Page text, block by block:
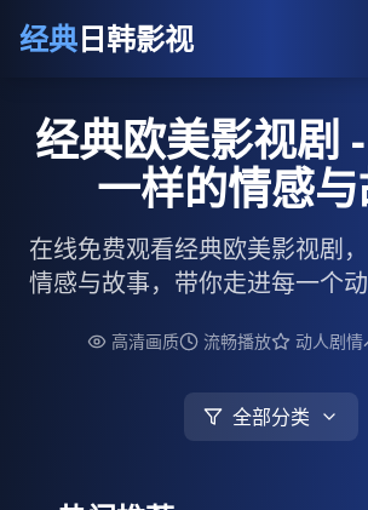
经典日韩影视
经典欧美影视剧
一样的情感
在线免费观看经典欧美影视剧
情感与故事，带你走进每一个
高清画质 流畅播放 动人剧情
全部分类